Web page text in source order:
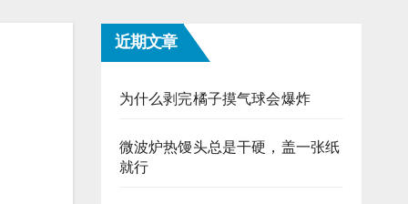
近期文章
为什么剥完橘子摸气球会爆炸
微波炉热馒头总是干硬，盖一张纸
就行